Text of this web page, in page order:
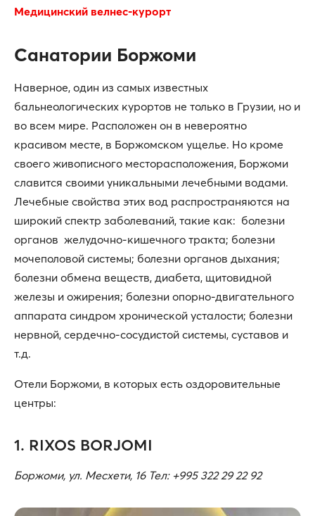
Медицинский велнес-курорт
Санатории Боржоми
Наверное, один из самых известных
бальнеологических курортов не только в Грузии, но и
во всем мире. Расположен он в невероятно
красивом месте, в Боржомском ущелье. Но кроме
своего живописного месторасположения, Боржоми
славится своими уникальными лечебными водами.
Лечебные свойства этих вод распространяются на
широкий спектр заболеваний, такие как: болезни
органов желудочно-кишечного тракта; болезни
мочеполовой системы; болезни органов дыхания;
болезни обмена веществ, диабета, щитовидной
железы и ожирения; болезни опорно-двигательного
аппарата синдром хронической усталости; болезни
нервной, сердечно-сосудистой системы, суставов и
т.д.
Отели Боржоми, в которых есть оздоровительные
центры:
1. RIXOS BORJOMI
Боржоми, ул. Месхети, 16 Тел: +995 322 29 22 92